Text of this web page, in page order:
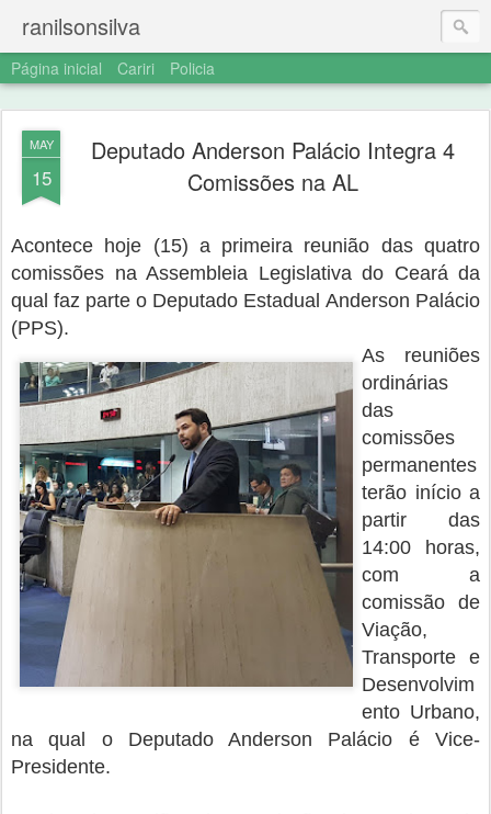
ranilsonsilva
Página inicial Cariri Policia
MAY
15
Deputado Anderson Palácio Integra 4
Comissões na AL
Acontece hoje (15) a primeira reunião das quatro
comissões na Assembleia Legislativa do Ceará da
qual faz parte o Deputado Estadual Anderson Palácio
(PPS).
As reuniões
ordinárias
das
comissões
permanentes
terão início a
partir das
14:00 horas,
com a
comissão de
Viação,
Transporte e
Desenvolvim
ento Urbano,
na qual o Deputado Anderson Palácio é Vice-
Presidente.